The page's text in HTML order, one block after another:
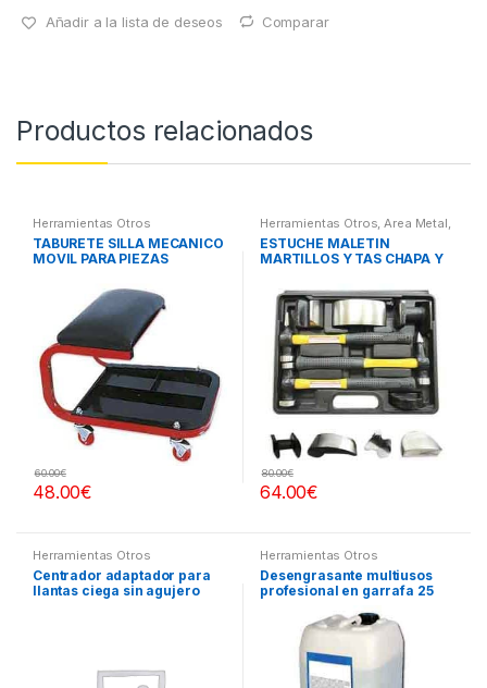
Añadir a la lista de deseos Comparar
Productos relacionados
Herramientas Otros
TABURETE SILLA MECANICO
MOVIL PARA PIEZAS
48.00€
60.00€
Herramientas Otros,Area Metal,
Roscas, Herramientas
Pintura,Maletines Herramientas,
Extractores, Compresímetros,
ESTUCHE MALETIN
MARTILLOS Y TAS CHAPA Y
64.00€
80.00€
Herramientas Otros
Centrador adaptador para
llantas ciega sin agujero
Herramientas Otros
Desengrasante multiusos
profesional en garrafa 25